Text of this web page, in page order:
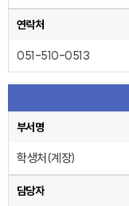
연락처
051-510-0513
부서명
학생처(계장)
담당자